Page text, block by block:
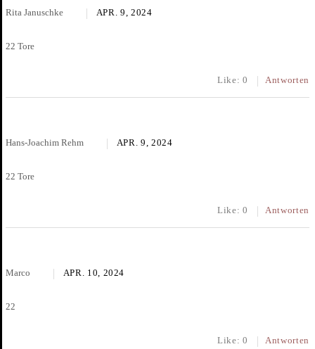
Rita Januschke APR. 9, 2024
22 Tore
Like: 0 Antworten
Hans-Joachim Rehm APR. 9, 2024
22 Tore
Like: 0 Antworten
Marco APR. 10, 2024
22
Like: 0 Antworten